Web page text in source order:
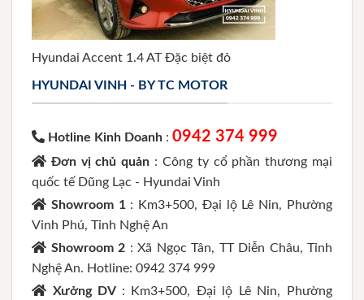
Hyundai Accent 1.4 AT Đặc biệt đỏ
HYUNDAI VINH - BY TC MOTOR
Hotline Kinh Doanh : 0942 374 999
Đơn vị chủ quản : Công ty cổ phần thương mại
quốc tế Dũng Lạc - Hyundai Vinh
Showroom 1 : Km3+500, Đại lộ Lê Nin, Phường
Vinh Phú, Tỉnh Nghệ An
Showroom 2 : Xã Ngọc Tân, TT Diễn Châu, Tỉnh
Nghệ An. Hotline: 0942 374 999
Xưởng DV : Km3+500, Đại lộ Lê Nin, Phường